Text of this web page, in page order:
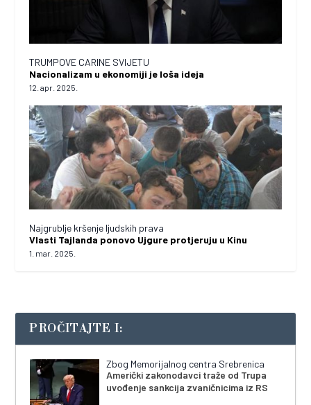
TRUMPOVE CARINE SVIJETU
Nacionalizam u ekonomiji je loša ideja
12. apr. 2025.
Najgrublje kršenje ljudskih prava
Vlasti Tajlanda ponovo Ujgure protjeruju u Kinu
1. mar. 2025.
PROČITAJTE I:
Zbog Memorijalnog centra Srebrenica
Američki zakonodavci traže od Trupa
uvođenje sankcija zvaničnicima iz RS